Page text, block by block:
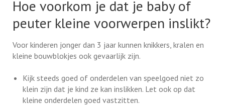
Hoe voorkom je dat je baby of
peuter kleine voorwerpen inslikt?
Voor kinderen jonger dan 3 jaar kunnen knikkers, kralen en
kleine bouwblokjes ook gevaarlijk zijn.
Kijk steeds goed of onderdelen van speelgoed niet zo
klein zijn dat je kind ze kan inslikken. Let ook op dat
kleine onderdelen goed vastzitten.